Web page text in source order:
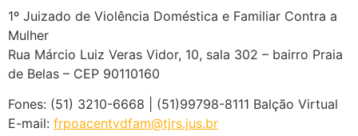
1º Juizado de Violência Doméstica e Familiar Contra a
Mulher
Rua Márcio Luiz Veras Vidor, 10, sala 302 – bairro Praia
de Belas – CEP 90110160
Fones: (51) 3210-6668 | (51)99798-8111 Balção Virtual
E-mail: frpoacentvdfam@tjrs.jus.br